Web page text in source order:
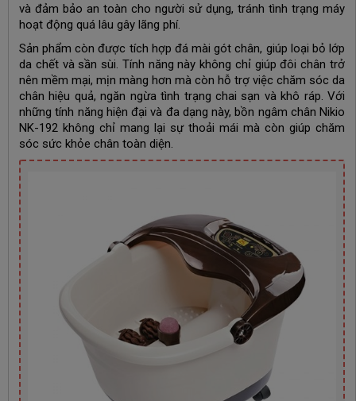
và đảm bảo an toàn cho người sử dụng, tránh tình trạng máy
hoạt động quá lâu gây lãng phí.
Sản phẩm còn được tích hợp đá mài gót chân, giúp loại bỏ lớp
da chết và sần sùi. Tính năng này không chỉ giúp đôi chân trở
nên mềm mại, mịn màng hơn mà còn hỗ trợ việc chăm sóc da
chân hiệu quả, ngăn ngừa tình trạng chai sạn và khô ráp. Với
những tính năng hiện đại và đa dạng này, bồn ngâm chân Nikio
NK-192 không chỉ mang lại sự thoải mái mà còn giúp chăm
sóc sức khỏe chân toàn diện.